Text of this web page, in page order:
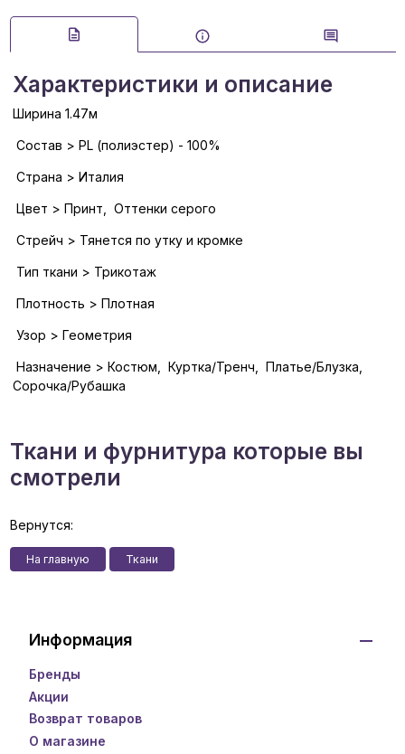
Характеристики и описание
Ширина 1.47м
Состав > PL (полиэстер) - 100%
Страна > Италия
Цвет > Принт, Оттенки серого
Стрейч > Тянется по утку и кромке
Тип ткани > Трикотаж
Плотность > Плотная
Узор > Геометрия
Назначение > Костюм, Куртка/Тренч, Платье/Блузка,
Сорочка/Рубашка
Ткани и фурнитура которые вы
смотрели
Вернутся:
На главную Ткани
Информация
Бренды
Акции
Возврат товаров
О магазине